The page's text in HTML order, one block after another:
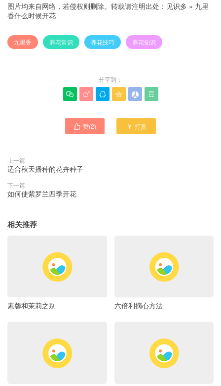
图片均来自网络，若侵权则删除。转载请注明出处： 见识多 » 九里
香什么时候开花
九里香 养花常识 养花技巧 养花知识
分享到：
     
 赞(2)  打赏
上一篇
适合秋天播种的花卉种子
下一篇
如何使紫罗兰四季开花
相关推荐
素馨和茉莉之别 六倍利摘心方法